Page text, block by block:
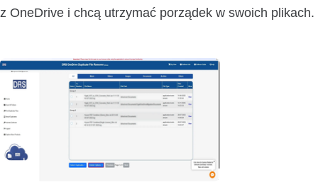
z OneDrive i chcą utrzymać porządek w swoich plikach.